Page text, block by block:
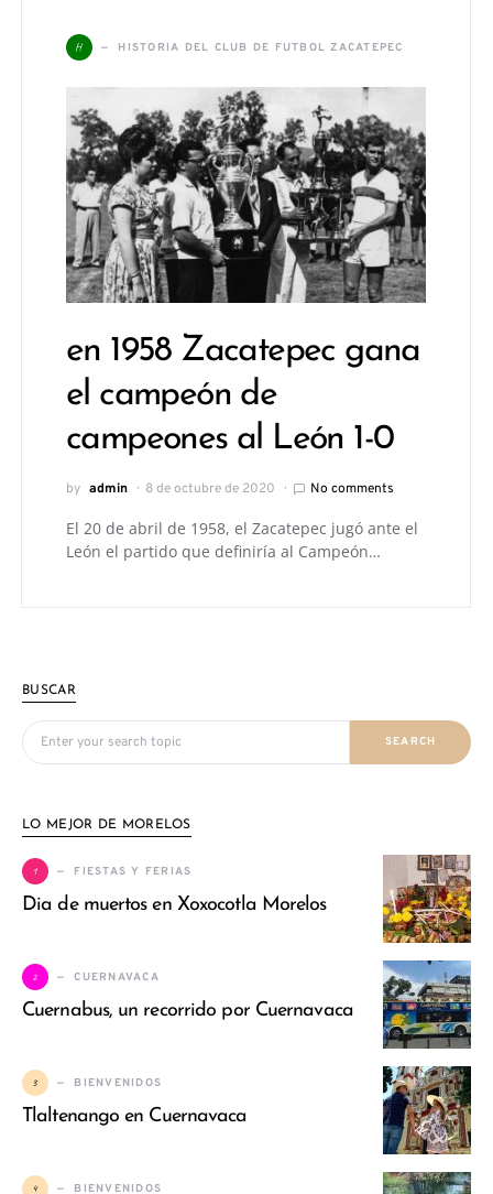
H HISTORIA DEL CLUB DE FUTBOL ZACATEPEC
en 1958 Zacatepec gana
el campeón de
campeones al León 1-0
by admin 8 de octubre de 2020 No comments
El 20 de abril de 1958, el Zacatepec jugó ante el
León el partido que definiría al Campeón…
BUSCAR
Search for:
SEARCH
LO MEJOR DE MORELOS
1 FIESTAS Y FERIAS
Dia de muertos en Xoxocotla Morelos
2 CUERNAVACA
Cuernabus, un recorrido por Cuernavaca
3 BIENVENIDOS
Tlaltenango en Cuernavaca
4 BIENVENIDOS